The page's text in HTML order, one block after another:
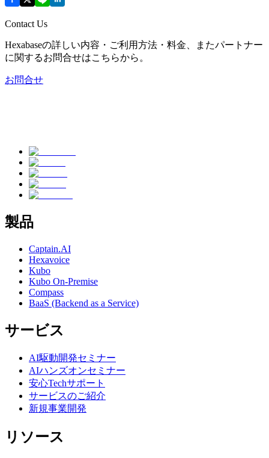
Contact Us
Hexabaseの詳しい内容・ご利用方法・料金、またパートナー
に関するお問合せはこちらから。
お問合せ
製品
Captain.AI
Hexavoice
Kubo
Kubo On-Premise
Compass
BaaS (Backend as a Service)
サービス
AI駆動開発セミナー
AIハンズオンセミナー
安心Techサポート
サービスのご紹介
新規事業開発
リソース